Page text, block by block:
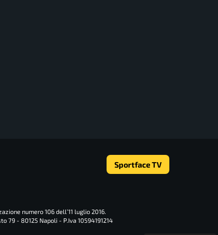
Sportface TV
numero 106 dell’11 luglio 2016.
- 80125 Napoli - P.Iva 10594191214